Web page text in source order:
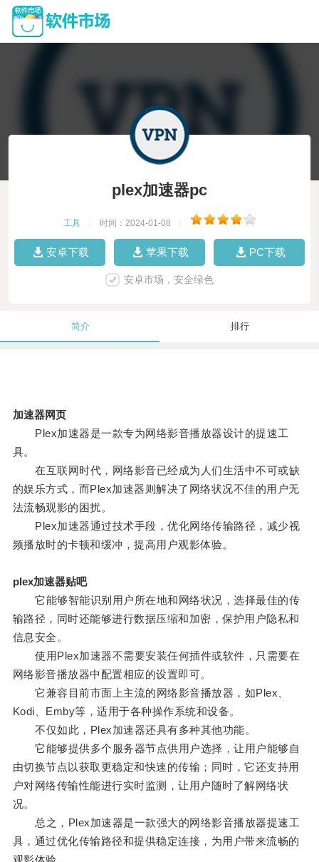
plex加速器pc
工具 时间：2024-01-08
安卓下载 苹果下载 PC下载
安卓市场，安全绿色
简介 排行
加速器网页
Plex加速器是一款专为网络影音播放器设计的提速工
具。
在互联网时代，网络影音已经成为人们生活中不可或缺
的娱乐方式，而Plex加速器则解决了网络状况不佳的用户无
法流畅观影的困扰。
Plex加速器通过技术手段，优化网络传输路径，减少视
频播放时的卡顿和缓冲，提高用户观影体验。
plex加速器贴吧
它能够智能识别用户所在地和网络状况，选择最佳的传
输路径，同时还能够进行数据压缩和加密，保护用户隐私和
信息安全。
使用Plex加速器不需要安装任何插件或软件，只需要在
网络影音播放器中配置相应的设置即可。
它兼容目前市面上主流的网络影音播放器，如Plex、
Kodi、Emby等，适用于各种操作系统和设备。
不仅如此，Plex加速器还具有多种其他功能。
它能够提供多个服务器节点供用户选择，让用户能够自
由切换节点以获取更稳定和快速的传输；同时，它还支持用
户对网络传输性能进行实时监测，让用户随时了解网络状
况。
总之，Plex加速器是一款强大的网络影音播放器提速工
具，通过优化传输路径和提供稳定连接，为用户带来流畅的